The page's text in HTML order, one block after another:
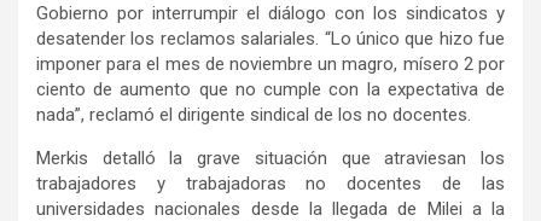
Gobierno por interrumpir el diálogo con los sindicatos y
desatender los reclamos salariales. “Lo único que hizo fue
imponer para el mes de noviembre un magro, mísero 2 por
ciento de aumento que no cumple con la expectativa de
nada”, reclamó el dirigente sindical de los no docentes.
Merkis detalló la grave situación que atraviesan los
trabajadores y trabajadoras no docentes de las
universidades nacionales desde la llegada de Milei a la